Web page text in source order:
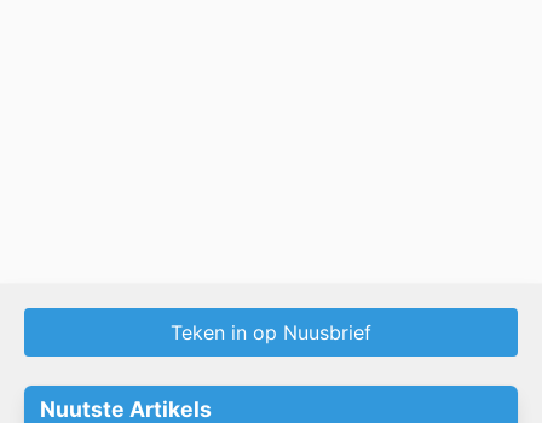
Teken in op Nuusbrief
Nuutste Artikels